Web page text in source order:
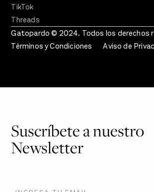
TikTok
Threads
Gatopardo © 2024. Todos los derechos
Términos y Condiciones
Aviso de
Suscríbete a nuestro
Newsletter